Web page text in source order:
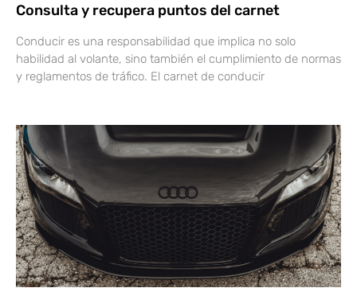
Consulta y recupera puntos del carnet
Conducir es una responsabilidad que implica no solo
habilidad al volante, sino también el cumplimiento de normas
y reglamentos de tráfico. El carnet de conducir